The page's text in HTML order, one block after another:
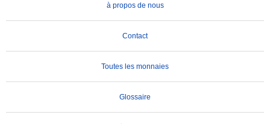
à propos de nous
Contact
Toutes les monnaies
Glossaire